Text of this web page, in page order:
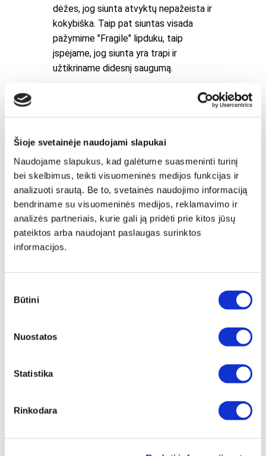
Šioje svetainėje naudojami slapukai
Naudojame slapukus, kad galėtume suasmeninti turinį
bei skelbimus, teikti visuomeninės medijos funkcijas ir
analizuoti srautą. Be to, svetainės naudojimo informaciją
bendriname su visuomeninės medijos, reklamavimo ir
analizės partneriais, kurie gali ją pridėti prie kitos jūsų
pateiktos arba naudojant paslaugas surinktos
informacijos.
pasirinkimas
Būtini
Nuostatos
Statistika
Rinkodara
dėžes, jog siunta atvyktų nepažeista ir
kokybiška. Taip pat siuntas visada
pažymime "Fragile" lipduku, taip
įspėjame, jog siunta yra trapi ir
užtikriname didesnį saugumą.
įrėminimas
papildomai įrėminti į baltą, juodą arba
pavers dar prabangesniu namų